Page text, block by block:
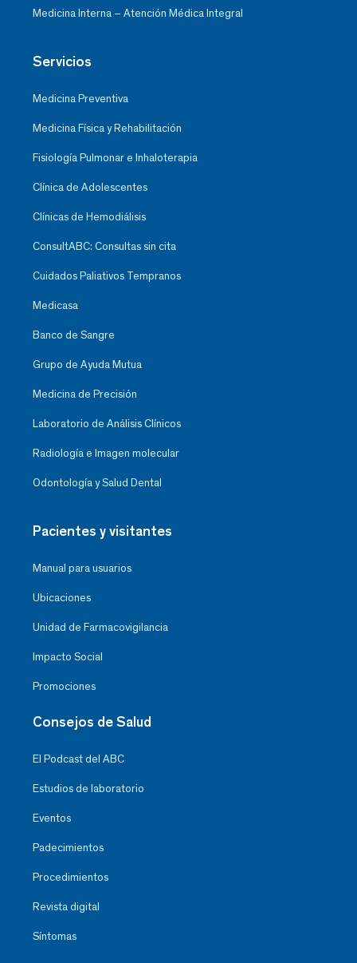
Medicina Interna – Atención Médica Integral
Servicios
Medicina Preventiva
Medicina Física y Rehabilitación
Fisiología Pulmonar e Inhaloterapia
Clínica de Adolescentes
Clínicas de Hemodiálisis
ConsultABC: Consultas sin cita
Cuidados Paliativos Tempranos
Medicasa
Banco de Sangre
Grupo de Ayuda Mutua
Medicina de Precisión
Laboratorio de Análisis Clínicos
Radiología e Imagen molecular
Odontología y Salud Dental
Pacientes y visitantes
Manual para usuarios
Ubicaciones
Unidad de Farmacovigilancia
Impacto Social
Promociones
Consejos de Salud
El Podcast del ABC
Estudios de laboratorio
Eventos
Padecimientos
Procedimientos
Revista digital
Síntomas